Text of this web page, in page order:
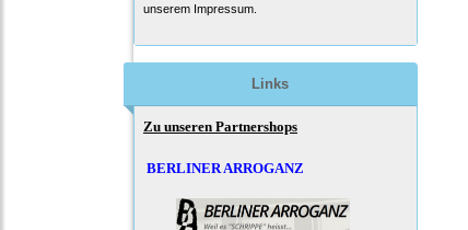
unserem Impressum.
Links
Zu unseren Partnershops
BERLINER ARROGANZ